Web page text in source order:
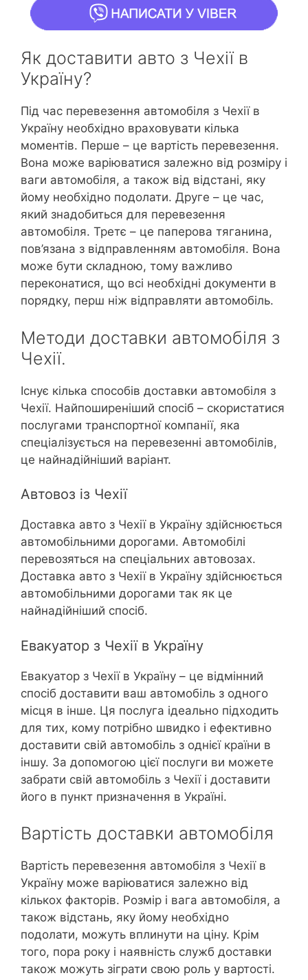
Як доставити авто з Чехії в
Україну?
Під час перевезення автомобіля з Чехії в
Україну необхідно враховувати кілька
моментів. Перше – це вартість перевезення.
Вона може варіюватися залежно від розміру і
ваги автомобіля, а також від відстані, яку
йому необхідно подолати. Друге – це час,
який знадобиться для перевезення
автомобіля. Третє – це паперова тяганина,
пов’язана з відправленням автомобіля. Вона
може бути складною, тому важливо
переконатися, що всі необхідні документи в
порядку, перш ніж відправляти автомобіль.
Методи доставки автомобіля з
Чехії.
Існує кілька способів доставки автомобіля з
Чехії. Найпоширеніший спосіб – скористатися
послугами транспортної компанії, яка
спеціалізується на перевезенні автомобілів,
це найнадійніший варіант.
Автовоз із Чехії
Доставка авто з Чехії в Україну здійснюється
автомобільними дорогами. Автомобілі
перевозяться на спеціальних автовозах.
Доставка авто з Чехії в Україну здійснюється
автомобільними дорогами так як це
найнадійніший спосіб.
Евакуатор з Чехії в Україну
Евакуатор з Чехії в Україну – це відмінний
спосіб доставити ваш автомобіль з одного
місця в інше. Ця послуга ідеально підходить
для тих, кому потрібно швидко і ефективно
доставити свій автомобіль з однієї країни в
іншу. За допомогою цієї послуги ви можете
забрати свій автомобіль з Чехії і доставити
його в пункт призначення в Україні.
Вартість доставки автомобіля
Вартість перевезення автомобіля з Чехії в
Україну може варіюватися залежно від
кількох факторів. Розмір і вага автомобіля, а
також відстань, яку йому необхідно
подолати, можуть вплинути на ціну. Крім
того, пора року і наявність служб доставки
також можуть зіграти свою роль у вартості.